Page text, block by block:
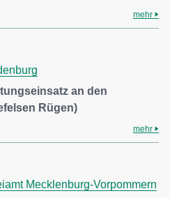
mehr
an den
Rügen)
mehr
Mecklenburg-Vorpommern